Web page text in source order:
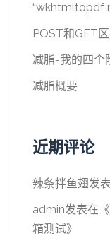
“wkhtmltopdf
POST和GET区
减脂-我的四个
减脂概要
近期评论
辣条拌鱼翅发
admin发表在《
箱测试》